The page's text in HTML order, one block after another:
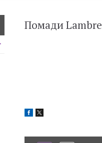
Помади Lambre